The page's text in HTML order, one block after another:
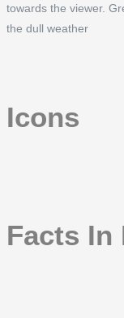
towards the viewer.
the dull weather
Icons
Facts In